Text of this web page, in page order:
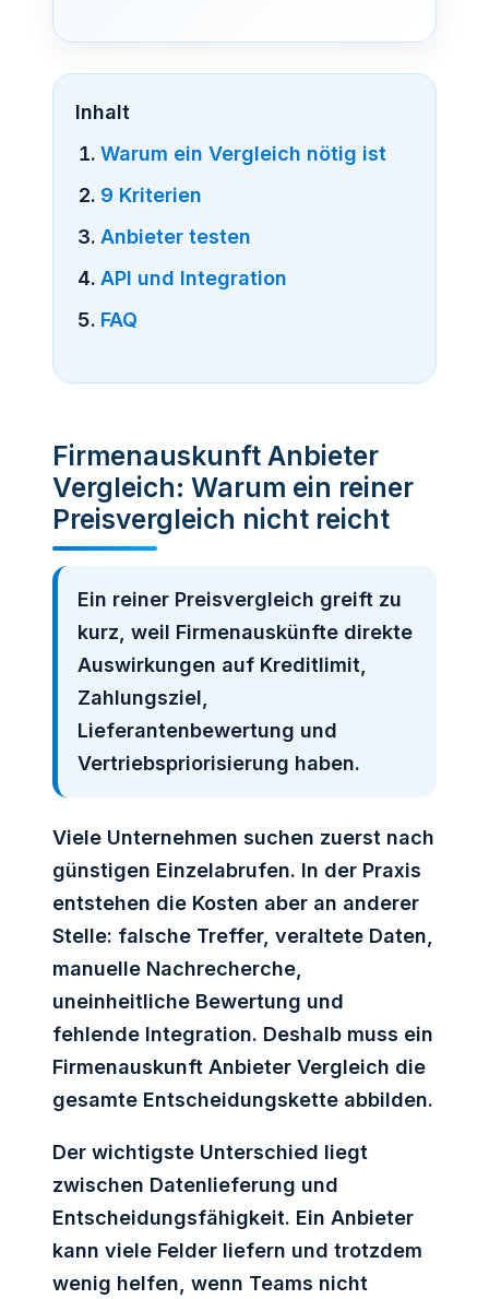
Inhalt
Warum ein Vergleich nötig ist
9 Kriterien
Anbieter testen
API und Integration
FAQ
Firmenauskunft Anbieter
Vergleich: Warum ein reiner
Preisvergleich nicht reicht
Ein reiner Preisvergleich greift zu
kurz, weil Firmenauskünfte direkte
Auswirkungen auf Kreditlimit,
Zahlungsziel,
Lieferantenbewertung und
Vertriebspriorisierung haben.
Viele Unternehmen suchen zuerst nach
günstigen Einzelabrufen. In der Praxis
entstehen die Kosten aber an anderer
Stelle: falsche Treffer, veraltete Daten,
manuelle Nachrecherche,
uneinheitliche Bewertung und
fehlende Integration. Deshalb muss ein
Firmenauskunft Anbieter Vergleich die
gesamte Entscheidungskette abbilden.
Der wichtigste Unterschied liegt
zwischen Datenlieferung und
Entscheidungsfähigkeit. Ein Anbieter
kann viele Felder liefern und trotzdem
wenig helfen, wenn Teams nicht